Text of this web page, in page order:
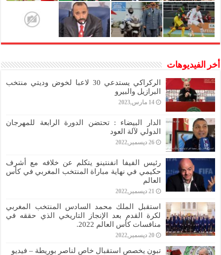
أخر الفيديوهات
الركراكي يستدعي 30 لاعبا لخوض وديتي منتخب
البرازيل والبيرو
14 مارس,2023
الدار البيضاء : تحتضن الدورة الرابعة للمهرجان
الدولي لآلة العود
26 ديسمبر,2022
رئيس الفيفا انفنتينو يتكلم عن خلافه مع أشرف
حكيمي في نهاية مباراة المنتخب المغربي في كأس
العالم
21 ديسمبر,2022
استقبل الملك محمد السادس المنتخب المغربي
لكرة القدم بعد الإنجاز التاريخي الذي حققه في
منافسات كأس العالم 2022.
20 ديسمبر,2022
تبون يخصص استقبال خاص لناصر بوريطة – فيديو